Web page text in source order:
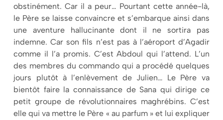
obstinément. Car il a peur… Pourtant cette année-là,
le Père se laisse convaincre et s’embarque ainsi dans
une aventure hallucinante dont il ne sortira pas
indemne. Car son fils n’est pas à l’aéroport d’Agadir
comme il l’a promis. C’est Abdoul qui l’attend. L’un
des membres du commando qui a procédé quelques
jours plutôt à l’enlèvement de Julien… Le Père va
bientôt faire la connaissance de Sana qui dirige ce
petit groupe de révolutionnaires maghrébins. C’est
elle qui va mettre le Père « au parfum » et lui expliquer